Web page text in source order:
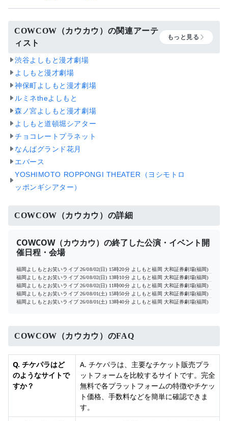
COWCOW（カウカウ）の関連アーテ
ィスト
もっと見る
渋谷よしもと漫才劇場
よしもと漫才劇場
神保町よしもと漫才劇場
ルミネtheよしもと
森ノ宮よしもと漫才劇場
よしもと道頓堀シアター
チョコレートプラネット
なんばグランド花月
エバース
YOSHIMOTO ROPPONGI THEATER（ヨシモトロ
ッポンギシアター）
COWCOW（カウカウ）の詳細
COWCOW（カウカウ）の終了した公演・イベント開
催日程・会場
福岡よしもとお笑いライブ 26/08/02(日) 15時20分 よしもと福岡 大和証券劇場(福岡)
福岡よしもとお笑いライブ 26/08/02(日) 13時10分 よしもと福岡 大和証券劇場(福岡)
福岡よしもとお笑いライブ 26/08/02(日) 11時00分 よしもと福岡 大和証券劇場(福岡)
福岡よしもとお笑いライブ 26/08/01(土) 15時50分 よしもと福岡 大和証券劇場(福岡)
福岡よしもとお笑いライブ 26/08/01(土) 13時40分 よしもと福岡 大和証券劇場(福岡)
COWCOW（カウカウ）のFAQ
Q. チケパラはど
のようなサイトで
すか？
A. チケパラは、主要なチケット販売プラ
ットフォームを比較するサイトです。完全
無料で各プラットフォームの特徴やチケッ
ト価格、手数料などを簡単に確認できま
す。